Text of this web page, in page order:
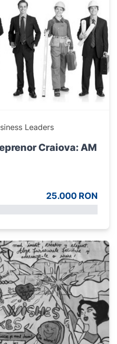
Leaders
Craiova: AM
25.000 RON